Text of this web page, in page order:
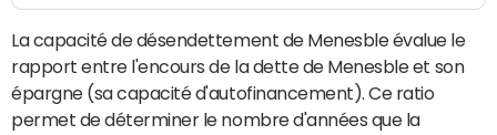
La capacité de désendettement de Menesble évalue le
rapport entre l'encours de la dette de Menesble et son
épargne (sa capacité d'autofinancement). Ce ratio
permet de déterminer le nombre d'années que la